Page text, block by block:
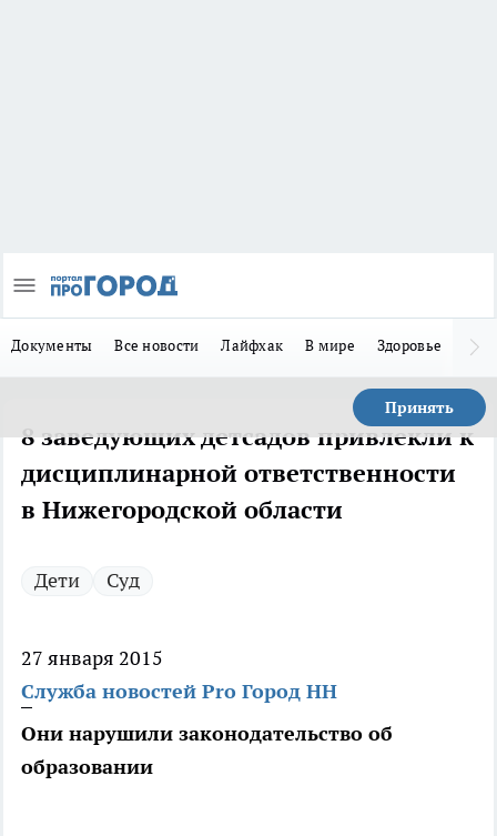
Документы Все новости Лайфхак В мире Здоровье
Принять
8 заведующих детсадов привлекли к
дисциплинарной ответственности
в Нижегородской области
Дети Суд
27 января 2015
Служба новостей Pro Город НН
Они нарушили законодательство об
образовании